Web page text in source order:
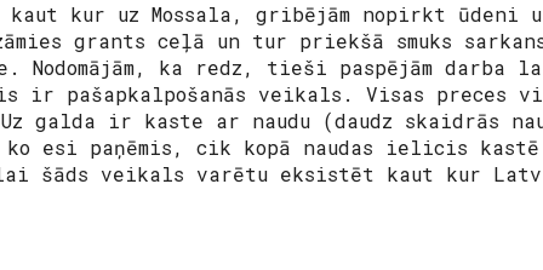
kur uz Mossala, gribējām nopirkt ūdeni
grants ceļā un tur priekšā smuks
Nodomājām, ka redz, tieši paspējām
ir pašapkalpošanās veikals. Visas preces
Uz galda ir kaste ar naudu (daudz skaidrās
esi paņēmis, cik kopā naudas ielicis
šāds veikals varētu eksistēt kaut kur